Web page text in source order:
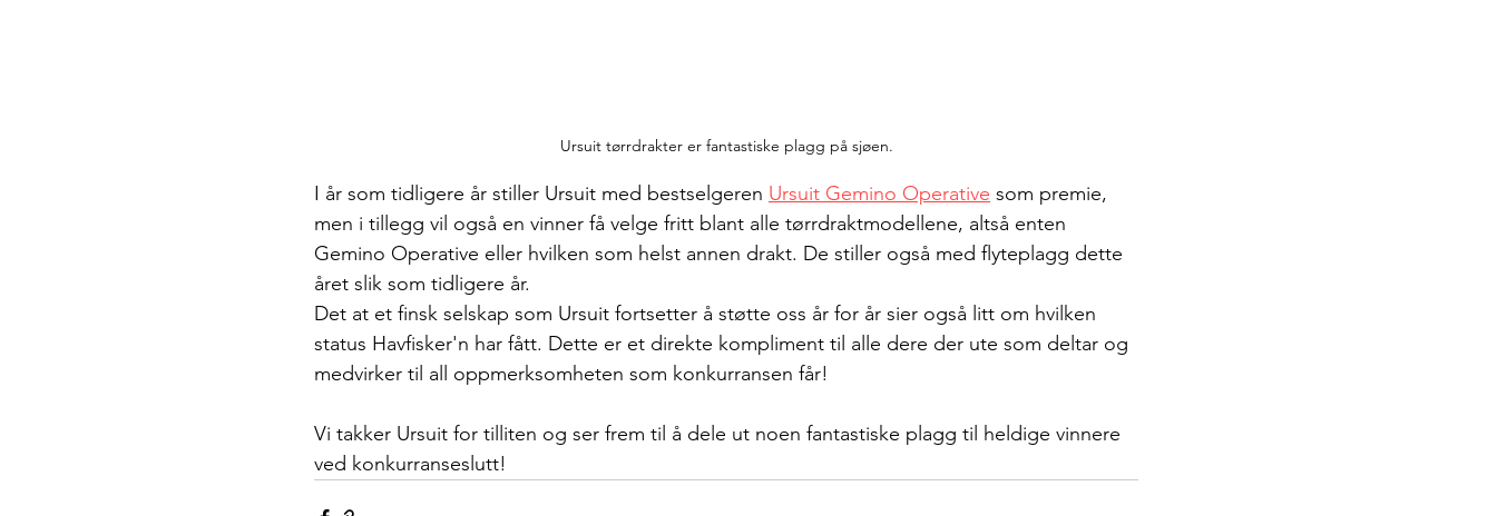
Ursuit tørrdrakter er fantastiske plagg på sjøen.
I år som tidligere år stiller Ursuit med bestselgeren Ursuit Gemino Operative som premie,
men i tillegg vil også en vinner få velge fritt blant alle tørrdraktmodellene, altså enten
Gemino Operative eller hvilken som helst annen drakt. De stiller også med flyteplagg dette
året slik som tidligere år.
Det at et finsk selskap som Ursuit fortsetter å støtte oss år for år sier også litt om hvilken
status Havfisker'n har fått. Dette er et direkte kompliment til alle dere der ute som deltar og
medvirker til all oppmerksomheten som konkurransen får!
Vi takker Ursuit for tilliten og ser frem til å dele ut noen fantastiske plagg til heldige vinnere
ved konkurranseslutt!